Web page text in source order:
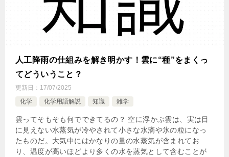
人工降雨の仕組みを解き明かす！雲に“種”をまくっ
てどういうこと？
更新日： 17/07/2025
化学
化学用語解説 知識 雑学
雲ってそもそも何でできてるの？ 空に浮かぶ雲は、実は目
に見えない水蒸気が冷やされて小さな水滴や氷の粒になっ
たものだ。大気中にはかなりの量の水蒸気が含まれてお
り、温度が高いほどより多くの水を蒸気として含むことが